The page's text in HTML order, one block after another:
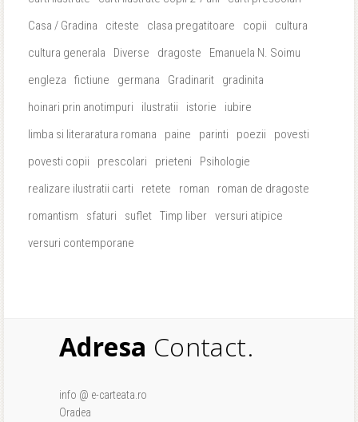
Casa / Gradina
citeste clasa pregatitoare copii
cultura
cultura generala
Diverse dragoste
Emanuela N. Soimu
engleza
fictiune germana Gradinarit
gradinita
hoinari prin anotimpuri
ilustratii istorie
iubire
limba si literaratura romana
paine parinti poezii
povesti
povesti copii
prescolari prieteni
Psihologie
realizare ilustratii carti
retete roman
roman de dragoste
romantism
sfaturi suflet Timp liber versuri atipice
versuri contemporane
Adresa Contact.
info @ e-carteata.ro
Oradea